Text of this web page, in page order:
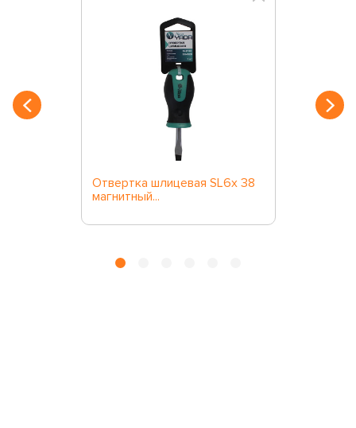
Отвертка шлицевая SL6х 38
магнитный...